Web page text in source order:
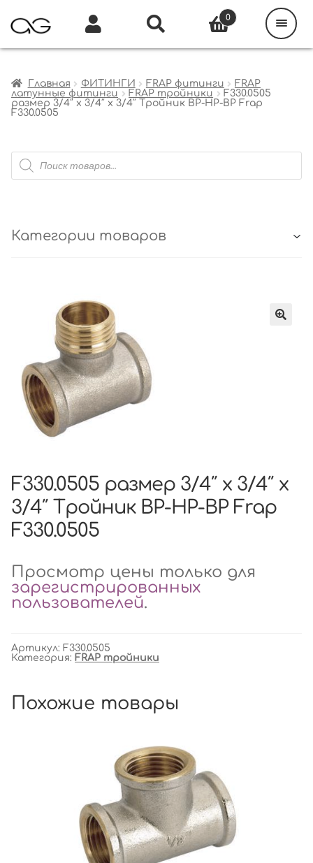
Главная ФИТИНГИ FRAP фитинги
FRAP
латунные фитинги
FRAP тройники
F330.0505
размер 3/4″ x 3/4″ x 3/4″ Тройник ВР-НР-ВР Frap
F330.0505
Поиск
товаров
Категории товаров
F330.0505 размер 3/4″ x 3/4″ x
3/4″ Тройник ВР-НР-ВР Frap
F330.0505
Просмотр цены только для
зарегистрированных
пользователей.
Артикул: F330.0505
Категория: FRAP тройники
Похожие товары
0